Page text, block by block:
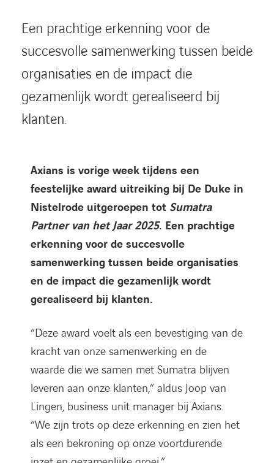
Contact
Werken bij Axians
Een prachtige erkenning voor de
succesvolle samenwerking tussen beide
organisaties en de impact die
gezamenlijk wordt gerealiseerd bij
klanten.
Axians is vorige week tijdens een
feestelijke award uitreiking bij De Duke in
Nistelrode uitgeroepen tot Sumatra
Partner van het Jaar 2025. Een prachtige
erkenning voor de succesvolle
samenwerking tussen beide organisaties
en de impact die gezamenlijk wordt
gerealiseerd bij klanten.
“Deze award voelt als een bevestiging van de
kracht van onze samenwerking en de
waarde die we samen met Sumatra blijven
leveren aan onze klanten,” aldus Joop van
Lingen, business unit manager bij Axians.
“We zijn trots op deze erkenning en zien het
als een bekroning op onze voortdurende